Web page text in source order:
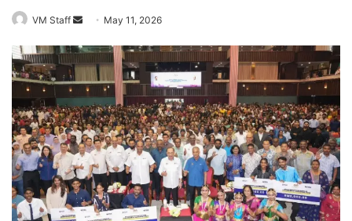
VM Staff
n
a
n
e
m
a
i
l
May 11, 2026